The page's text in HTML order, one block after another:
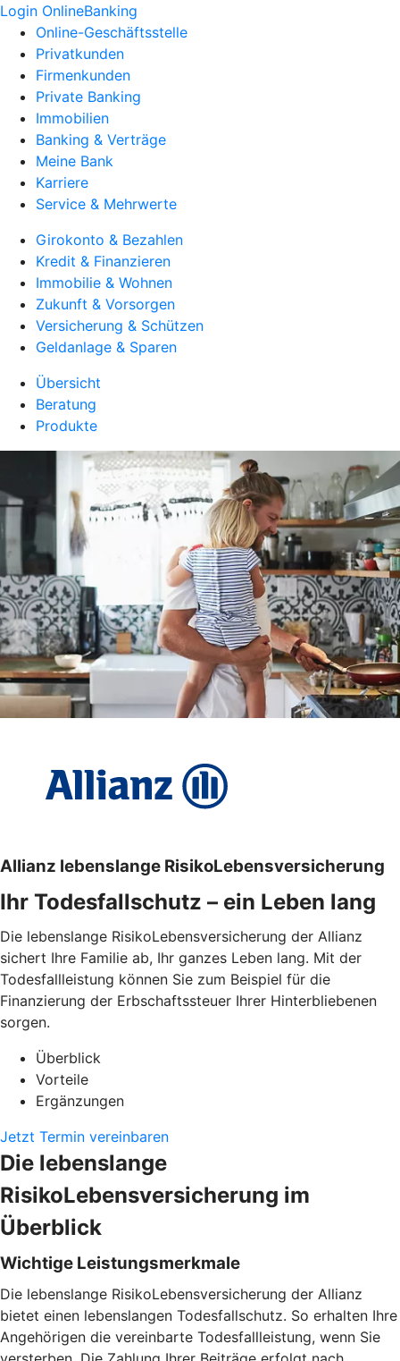
Login OnlineBanking
Online-Geschäftsstelle
Privatkunden
Firmenkunden
Private Banking
Immobilien
Banking & Verträge
Meine Bank
Karriere
Service & Mehrwerte
Girokonto & Bezahlen
Kredit & Finanzieren
Immobilie & Wohnen
Zukunft & Vorsorgen
Versicherung & Schützen
Geldanlage & Sparen
Übersicht
Beratung
Produkte
Allianz lebenslange RisikoLebensversicherung
Ihr Todesfallschutz – ein Leben lang
Die lebenslange RisikoLebensversicherung der Allianz
sichert Ihre Familie ab, Ihr ganzes Leben lang. Mit der
Todesfallleistung können Sie zum Beispiel für die
Finanzierung der Erbschaftssteuer Ihrer Hinterbliebenen
sorgen.
Überblick
Vorteile
Ergänzungen
Jetzt Termin vereinbaren
Die lebenslange
RisikoLebensversicherung im
Überblick
Wichtige Leistungsmerkmale
Die lebenslange RisikoLebensversicherung der Allianz
bietet einen lebenslangen Todesfallschutz. So erhalten Ihre
Angehörigen die vereinbarte Todesfallleistung, wenn Sie